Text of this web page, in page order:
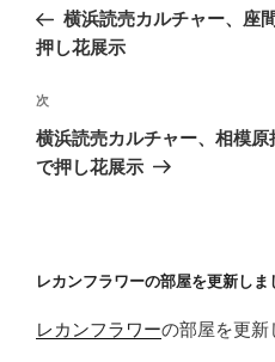
ナ
ゲ
ー
シ
の
投
横浜読売カルチャー、座
押し花展示
次
の
投
次
横浜読売カルチャー、相模
で押し花展示
レカンフラワーの部屋を更新しま
レカンフラワーの部屋を更新